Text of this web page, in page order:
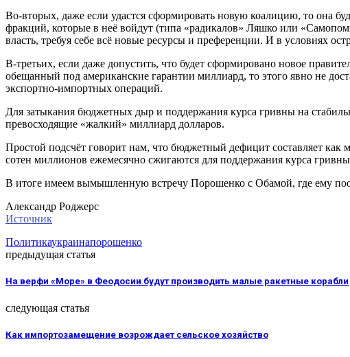
Во-вторых, даже если удастся сформировать новую коалицию, то она
фракций, которые в неё войдут (типа «радикалов» Ляшко или
власть, требуя себе всё новые ресурсы и преференции. И в условиях
В-третьих, если даже допустить, что будет сформировано новое
обещанный под американские гарантии миллиард, то этого явно не
экспортно-импортных операций.
Для затыкания бюджетных дыр и поддержания курса гривны на
превосходящие «жалкий» миллиард долларов.
Простой подсчёт говорит нам, что бюджетный дефицит составляет
сотен миллионов ежемесячно сжигаются для поддержания курса
В итоге имеем вымышленную встречу Порошенко с Обамой, где ему
Александр Роджерс
Источник
Политикаукраинапорошенко
предыдущая статья
На верфи «Море» в Феодосии будут производить малые ракетные корабли
следующая статья
Как импортозамещение возрождает сельское хозяйство